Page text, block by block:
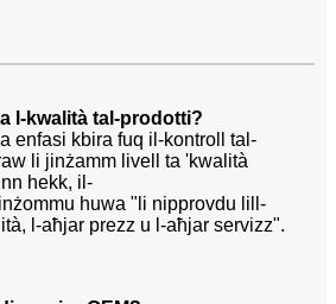
l-kwalità tal-prodotti?
enfasi kbira fuq il-kontroll tal-
li jinżamm livell ta 'kwalità
hekk, il-
huwa "li nipprovdu lill-
l-aħjar prezz u l-aħjar servizz".